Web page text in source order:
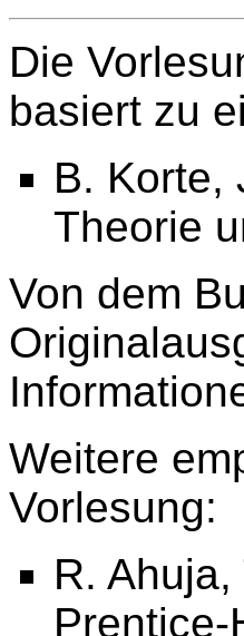
Die
basiert zu
B. Korte,
Theorie
Von dem
Weitere
Vorlesung:
R.
Prentice-